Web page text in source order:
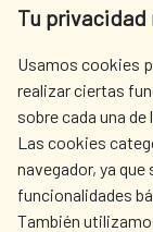
Tu privacidad
Usamos cookies
realizar ciertas
sobre cada una
Las cookies
navegador, ya
funcionalidades
También
Tel. +34 900 20 30
AECID
L'ACTION
CULTURE ET